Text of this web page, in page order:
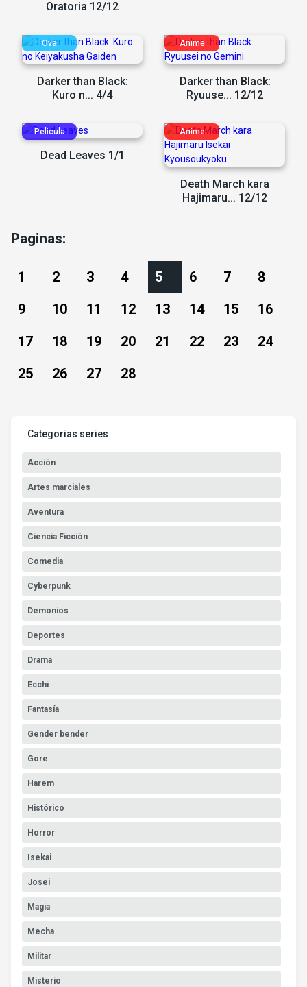
Oratoria 12/12
Darker than Black:
Kuro n... 4/4
Darker than Black:
Ryuuse... 12/12
Dead Leaves 1/1
Death March kara
Hajimaru... 12/12
Paginas:
1 2 3 4 5 6 7
8
9
10 11 12 13 14 15
16
17
18 19 20 21 22 23
24
25
26 27 28
Categorias series
Acción
Artes marciales
Aventura
Ciencia Ficción
Comedia
Cyberpunk
Demonios
Deportes
Drama
Ecchi
Fantasía
Gender bender
Gore
Harem
Histórico
Horror
Isekai
Josei
Magia
Mecha
Militar
Misterio